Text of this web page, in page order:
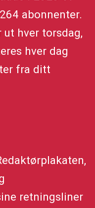
abonnenter.
hver torsdag,
hver dag
fra ditt
retningsliner